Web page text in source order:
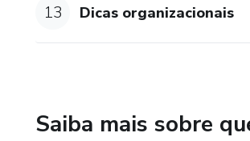
13 Dicas organizacionais
Saiba mais sobre